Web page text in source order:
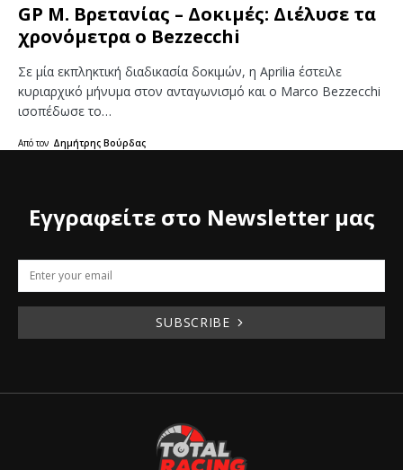
GP Μ. Βρετανίας – Δοκιμές: Διέλυσε τα
χρονόμετρα ο Bezzecchi
Σε μία εκπληκτική διαδικασία δοκιμών, η Aprilia έστειλε
κυριαρχικό μήνυμα στον ανταγωνισμό και ο Marco Bezzecchi
ισοπέδωσε το…
Από τον Δημήτρης Βούρδας
Εγγραφείτε στο Newsletter μας
SUBSCRIBE